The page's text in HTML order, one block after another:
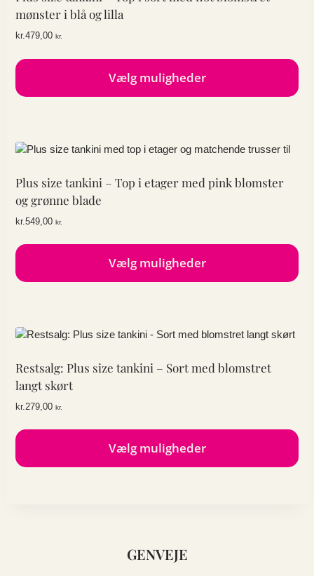
vælges
på
varesiden
mønster i blå og lilla
kr.479,00 kr.
Vælg muligheder
flere
Mulighederne
kan
vælges
på
varesiden
Plus size tankini – Top i etager med pink blomster
og grønne blade
kr. 549,00 kr.
Vælg muligheder
flere
Mulighederne
kan
vælges
på
varesiden
Restsalg: Plus size tankini – Sort med blomstret
langt skørt
kr. 279,00 kr.
Vælg muligheder
GENVEJE